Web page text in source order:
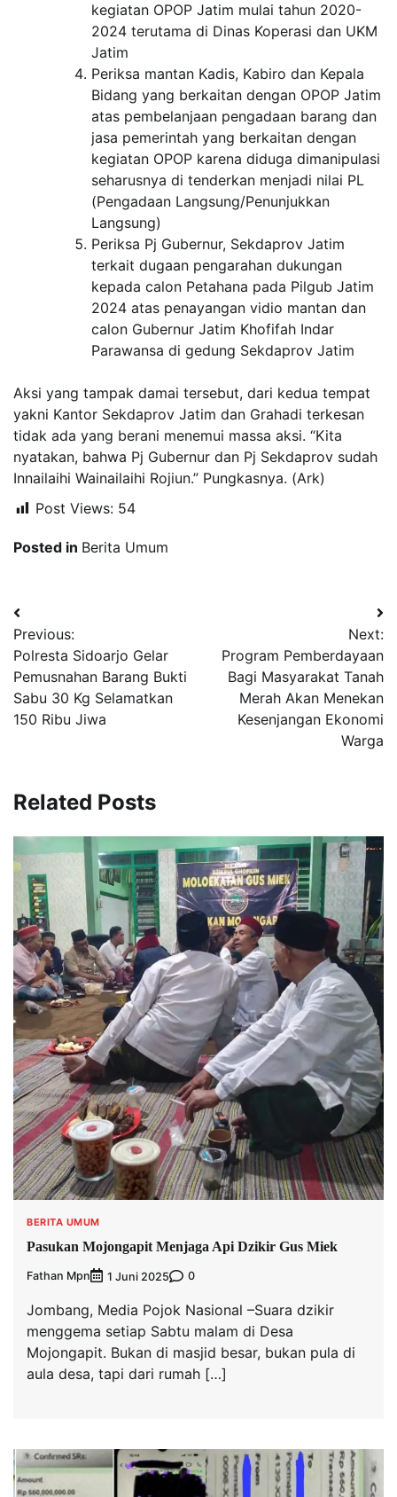
kegiatan OPOP Jatim mulai tahun 2020-
2024 terutama di Dinas Koperasi dan UKM
Jatim
Periksa mantan Kadis, Kabiro dan Kepala
Bidang yang berkaitan dengan OPOP Jatim
atas pembelanjaan pengadaan barang dan
jasa pemerintah yang berkaitan dengan
kegiatan OPOP karena diduga dimanipulasi
seharusnya di tenderkan menjadi nilai PL
(Pengadaan Langsung/Penunjukkan
Langsung)
Periksa Pj Gubernur, Sekdaprov Jatim
terkait dugaan pengarahan dukungan
kepada calon Petahana pada Pilgub Jatim
2024 atas penayangan vidio mantan dan
calon Gubernur Jatim Khofifah Indar
Parawansa di gedung Sekdaprov Jatim
Aksi yang tampak damai tersebut, dari kedua tempat
yakni Kantor Sekdaprov Jatim dan Grahadi terkesan
tidak ada yang berani menemui massa aksi. “Kita
nyatakan, bahwa Pj Gubernur dan Pj Sekdaprov sudah
Innailaihi Wainailaihi Rojiun.” Pungkasnya. (Ark)
Post Views: 54
Posted in Berita Umum
Navigasi
pos
Previous:
Polresta Sidoarjo Gelar
Pemusnahan Barang Bukti
Sabu 30 Kg Selamatkan
150 Ribu Jiwa
Next:
Program Pemberdayaan
Bagi Masyarakat Tanah
Merah Akan Menekan
Kesenjangan Ekonomi
Warga
Related Posts
BERITA UMUM
Pasukan Mojongapit Menjaga Api Dzikir Gus Miek
Fathan Mpn 1 Juni 2025 0
Jombang, Media Pojok Nasional –Suara dzikir
menggema setiap Sabtu malam di Desa
Mojongapit. Bukan di masjid besar, bukan pula di
aula desa, tapi dari rumah […]